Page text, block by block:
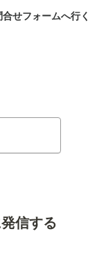
合せフォームへ行く
信する